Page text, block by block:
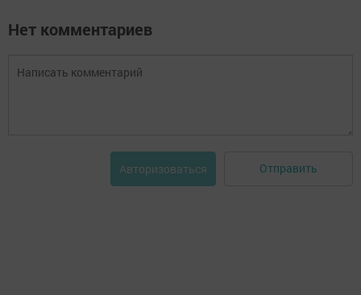
Нет комментариев
Авторизоваться Отправить